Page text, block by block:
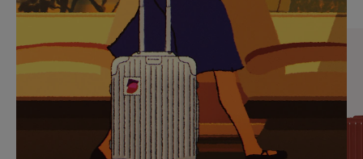
SIE,
UM
ANZUHALTEN
AUFHEBEN
DER
STUMMSCHALTUNG